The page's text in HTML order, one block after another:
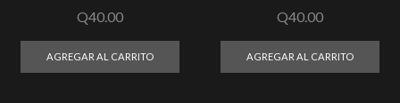
Q40.00
AGREGAR AL CARRITO
Q40.00
AGREGAR AL CARRITO